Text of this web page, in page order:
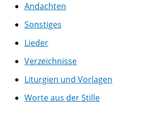
Andachten
Sonstiges
Lieder
Verzeichnisse
Liturgien und Vorlagen
Worte aus der Stille